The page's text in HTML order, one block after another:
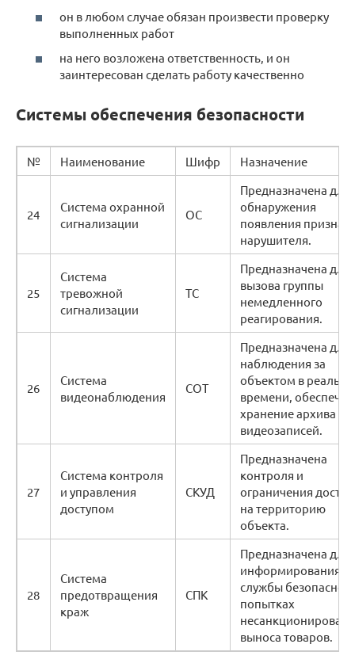
он в любом случае обязан произвести проверку
выполненных работ
на него возложена ответственность, и он
заинтересован сделать работу качественно
Системы обеспечения безопасности
№ Наименование Шифр Назначение
24
Cистема охранной
сигнализации
ОС
Предназначена для
обнаружения
появления
нарушителя.
25
Система
тревожной
сигнализации
ТС
Предназначена для
вызова группы
немедленного
реагирования.
26
Система
видеонаблюдения
СОТ
Предназначена для
наблюдения за
объектом в
времени,
хранение архива
видеозаписей.
27
Система контроля
и управления
доступом
СКУД
Предназначена
контроля и
ограничения
на территорию
объекта.
28
Система
предотвращения
краж
СПК
Предназначена для
информирования
службы
попытках
выноса товаров.